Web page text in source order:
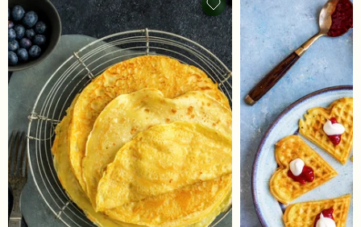
Pannekaker
-
legg
til
favoritter